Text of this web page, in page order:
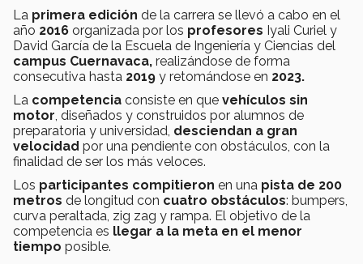
La primera edición de la carrera se llevó a cabo en el
año 2016 organizada por los profesores Iyali Curiel y
David García de la Escuela de Ingeniería y Ciencias del
campus Cuernavaca, realizándose de forma
consecutiva hasta 2019 y retomándose en 2023.
La competencia consiste en que vehículos sin
motor , diseñados y construidos por alumnos de
preparatoria y universidad, desciendan a gran
velocidad por una pendiente con obstáculos, con la
finalidad de ser los más veloces.
Los participantes compitieron en una pista de 200
metros de longitud con cuatro obstáculos: bumpers,
curva peraltada, zig zag y rampa. El objetivo de la
competencia es llegar a la meta en el menor
tiempo posible.